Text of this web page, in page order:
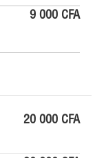
9 000 CFA
20 000 CFA